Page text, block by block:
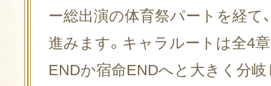
ー総出演の体育祭パートを経て
進みます。キャラルートは全4
ENDか宿命ENDへと大きく分岐
ブレイブポイン
所持しているBP
ー」内から確認で